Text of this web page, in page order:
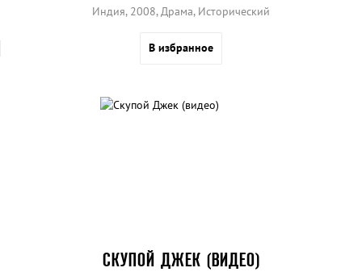
Индия, 2008, Драма, Исторический
В избранное
СКУПОЙ ДЖЕК (ВИДЕО)